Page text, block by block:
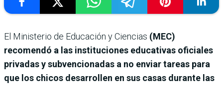
El Ministerio de Educación y Ciencias (MEC)
recomendó a las instituciones educativas oficiales
privadas y subvencionadas a no enviar tareas para
que los chicos desarrollen en sus casas durante las